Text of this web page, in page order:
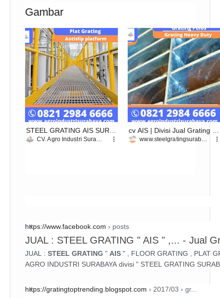
Gambar
STEEL GRATING AIS SURA
BAYA
CV. Agro Industri Surabaya
cv AIS | Divisi Jual Grating Pl
ate Surabaya
www.steelgratingsurabaya.com
JUAL : STEEL GRATING " AIS " ,... - Jual
https://www.facebook.com › posts
JUAL : STEEL GRATING " AIS " , FLOOR GRATING , PLAT
AGRO INDUSTRI SURABAYA divisi " STEEL GRATING
https://gratingtoptrending.blogspot.com › 2017/03 › gr...